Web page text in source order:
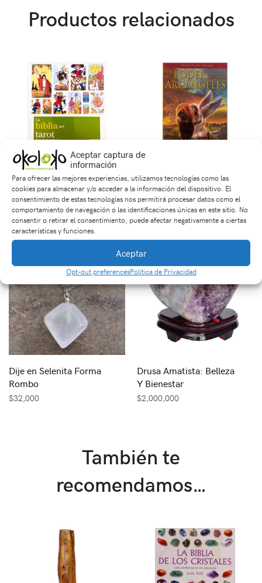
Aceptar captura de
información
Para ofrecer las mejores experiencias, utilizamos tecnologías como las
cookies para almacenar y/o acceder a la información del dispositivo. El
consentimiento de estas tecnologías nos permitirá procesar datos como el
comportamiento de navegación o las identificaciones únicas en este sitio. No
consentir o retirar el consentimiento, puede afectar negativamente a ciertas
características y funciones.
Aceptar
Opt-out preferencesPolítica de Privacidad
Productos relacionados
La Biblia del Tarot
$85,000
Tarot El Poder de los
Arcángeles
$150,000
Dije en Selenita Forma
Rombo
$32,000
Drusa Amatista: Belleza
Y Bienestar
$2,000,000
También te
recomendamos…